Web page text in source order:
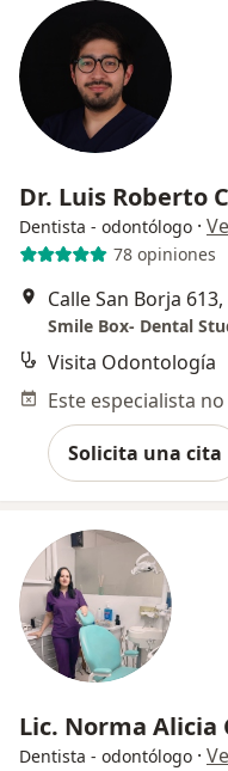
Dr. Luis Roberto
Dentista - odontólogo ·
78 opiniones
Calle San Borja
Smile Box- Dental
Visita Odontología
Solicita una cita
Lic. Norma Alicia
Dentista - odontólogo ·